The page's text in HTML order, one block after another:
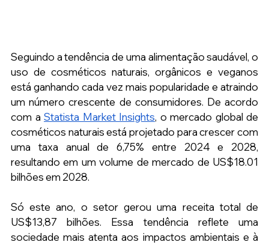
Seguindo a tendência de uma alimentação saudável, o
uso de cosméticos naturais, orgânicos e veganos
está ganhando cada vez mais popularidade e atraindo
um número crescente de consumidores. De acordo
com a Statista Market Insights, o mercado global de
cosméticos naturais está projetado para crescer com
uma taxa anual de 6,75% entre 2024 e 2028,
resultando em um volume de mercado de US$18.01
bilhões em 2028.
Só este ano, o setor gerou uma receita total de
US$13,87 bilhões. Essa tendência reflete uma
sociedade mais atenta aos impactos ambientais e à